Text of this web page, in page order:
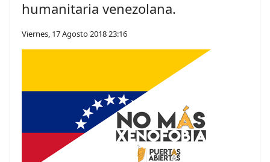
humanitaria venezolana.
Viernes, 17 Agosto 2018 23:16